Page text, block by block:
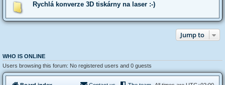
Rychlá konverze 3D tiskárny na laser :-)
Jump to
WHO IS ONLINE
Users browsing this forum: No registered users and 0 guests